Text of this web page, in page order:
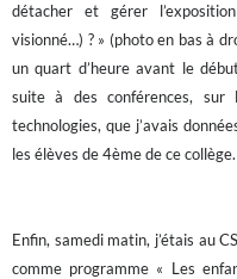
détacher et gérer
visionné…) ? » (photo en bas à
un quart d’heure avant le
suite à des conférences, sur
technologies, que j’avais
les élèves de 4ème de ce collège.
Enfin, samedi matin, j’étais au
comme programme « Les